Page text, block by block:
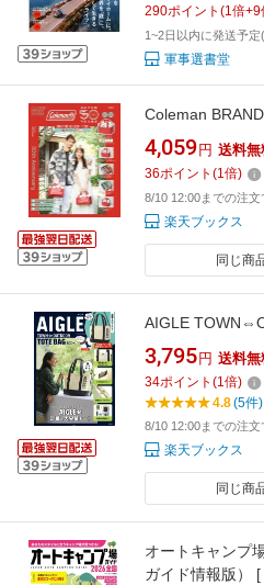
290ポイント (1倍+9
1~2日以内に発送予
軍事選書堂
Coleman
4,059 円 送料無
36ポイント (1倍)
8/10 12:00までの注
楽天ブックス
同じ商
AIGLE
3,795 円 送料無
34ポイント (1倍)
4.8(5件)
8/10 12:00までの注
楽天ブックス
同じ商
オートキャンプ
ガイド情報版）